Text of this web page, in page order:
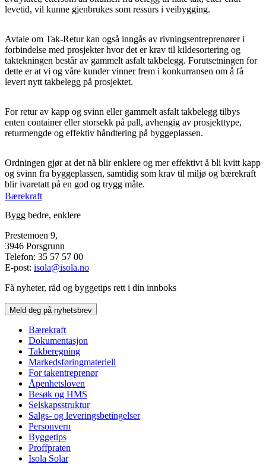
levetid, vil kunne gjenbrukes som ressurs i veibygging.
Avtale om Tak-Retur kan også inngås av rivningsentreprenører i
forbindelse med prosjekter hvor det er krav til kildesortering og
taktekningen består av gammelt asfalt takbelegg. Forutsetningen for
dette er at vi og våre kunder vinner frem i konkurransen om å få
levert nytt takbelegg på prosjektet.
For retur av kapp og svinn eller gammelt asfalt takbelegg tilbys
enten container eller storsekk på pall, avhengig av prosjekttype,
returmengde og effektiv håndtering på byggeplassen.
Ordningen gjør at det nå blir enklere og mer effektivt å bli kvitt kapp
og svinn fra byggeplassen, samtidig som krav til miljø og bærekraft
blir ivaretatt på en god og trygg måte.
Bærekraft
Bygg bedre, enklere
Prestemoen 9,
3946 Porsgrunn
Telefon: 35 57 57 00
E-post: isola@isola.no
Få nyheter, råd og byggetips rett i din innboks
Meld deg på nyhetsbrev
Bærekraft
Dokumentasjon
Takberegning
Markedsføringmateriell
For takentreprenør
Åpenhetsloven
Besøk og HMS
Selskapsstruktur
Salgs- og leveringsbetingelser
Personvern
Byggetips
Proffpraten
Isola Solar